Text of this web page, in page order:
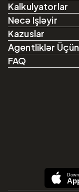
Kalkulyatorlar
Necə Işləyir
Kazuslar
Agentliklər Üçün
FAQ